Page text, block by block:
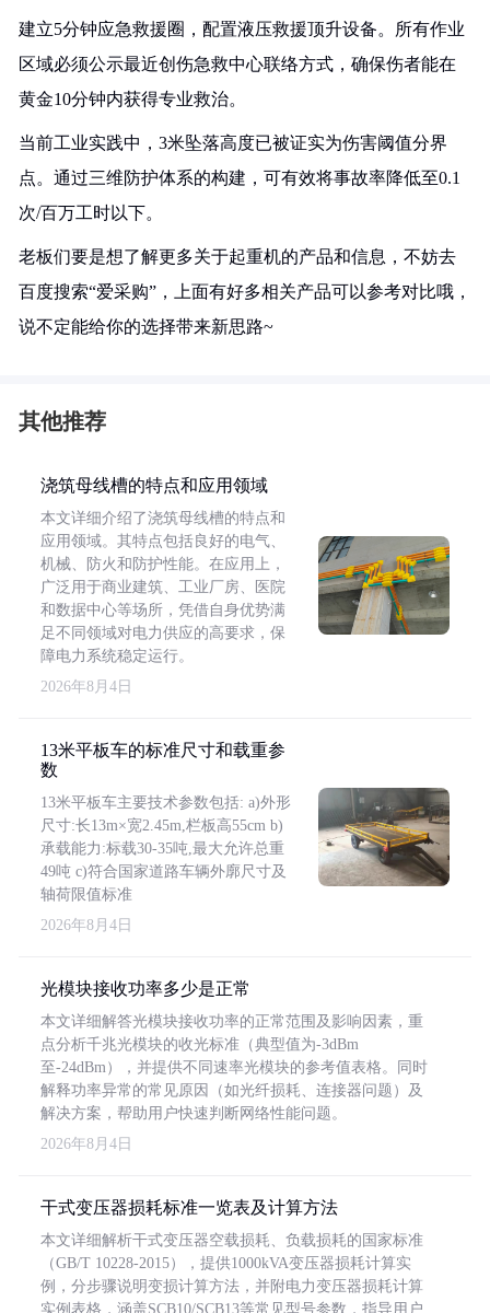
建立5分钟应急救援圈，配置液压救援顶升设备。所有作业
区域必须公示最近创伤急救中心联络方式，确保伤者能在
黄金10分钟内获得专业救治。
当前工业实践中，3米坠落高度已被证实为伤害阈值分界
点。通过三维防护体系的构建，可有效将事故率降低至0.1
次/百万工时以下。
老板们要是想了解更多关于起重机的产品和信息，不妨去
百度搜索“爱采购”，上面有好多相关产品可以参考对比哦，
说不定能给你的选择带来新思路~
其他推荐
浇筑母线槽的特点和应用领域
本文详细介绍了浇筑母线槽的特点和
应用领域。其特点包括良好的电气、
机械、防火和防护性能。在应用上，
广泛用于商业建筑、工业厂房、医院
和数据中心等场所，凭借自身优势满
足不同领域对电力供应的高要求，保
障电力系统稳定运行。
2026年8月4日
13米平板车的标准尺寸和载重参
数
13米平板车主要技术参数包括: a)外形
尺寸:长13m×宽2.45m,栏板高55cm b)
承载能力:标载30-35吨,最大允许总重
49吨 c)符合国家道路车辆外廓尺寸及
轴荷限值标准
2026年8月4日
光模块接收功率多少是正常
本文详细解答光模块接收功率的正常范围及影响因素，重
点分析千兆光模块的收光标准（典型值为-3dBm
至-24dBm），并提供不同速率光模块的参考值表格。同时
解释功率异常的常见原因（如光纤损耗、连接器问题）及
解决方案，帮助用户快速判断网络性能问题。
2026年8月4日
干式变压器损耗标准一览表及计算方法
本文详细解析干式变压器空载损耗、负载损耗的国家标准
（GB/T 10228-2015），提供1000kVA变压器损耗计算实
例，分步骤说明变损计算方法，并附电力变压器损耗计算
实例表格，涵盖SCB10/SCB13等常见型号参数，指导用户